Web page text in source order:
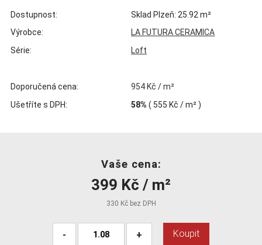
Dostupnost:
Sklad Plzeň: 25.92 m²
Výrobce:
LA FUTURA CERAMICA
Série:
Loft
Doporučená cena:
954 Kč / m²
Ušetříte s DPH:
58% ( 555 Kč / m² )
Vaše cena:
399 Kč / m²
330 Kč bez DPH
- + Koupit